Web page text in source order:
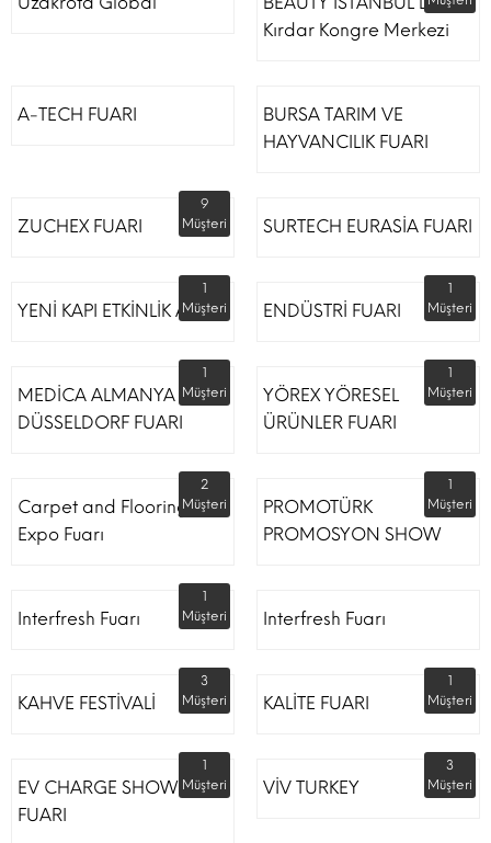
Kırdar Kongre Merkezi
A-TECH FUARI
BURSA TARIM VE
HAYVANCILIK FUARI
ZUCHEX FUARI
9
Müşteri
SURTECH EURASİA FUARI
YENİ KAPI ETKİNLİK ALANI
1
Müşteri
ENDÜSTRİ FUARI
1
Müşteri
MEDİCA ALMANYA
DÜSSELDORF FUARI
1
Müşteri
YÖREX YÖRESEL
ÜRÜNLER FUARI
1
Müşteri
Carpet and Flooring
Expo Fuarı
2
Müşteri
PROMOTÜRK
PROMOSYON SHOW
1
Müşteri
Interfresh Fuarı
1
Müşteri
Interfresh Fuarı
KAHVE FESTİVALİ
3
Müşteri
KALİTE FUARI
1
Müşteri
EV CHARGE SHOW
FUARI
1
Müşteri
VİV TURKEY
3
Müşteri